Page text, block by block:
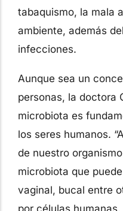
tabaquismo, la mala
ambiente, además
infecciones.
Aunque sea un
personas, la doctora
microbiota es
los seres humanos.
de nuestro
microbiota que
vaginal, bucal entre
por células